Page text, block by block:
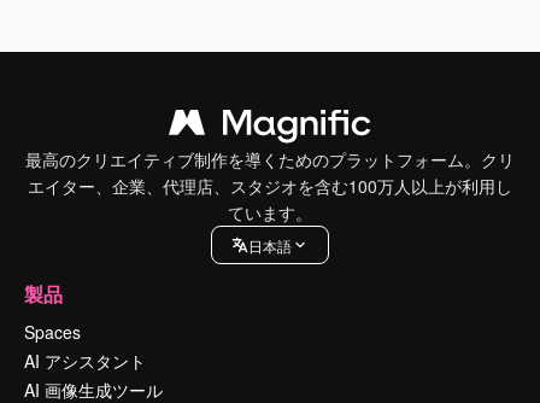
最高のクリエイティブ制作を導くためのプラットフォーム。クリ
エイター、企業、代理店、スタジオを含む100万人以上が利用し
ています。
日本語
製品
Spaces
AI アシスタント
AI 画像生成ツール